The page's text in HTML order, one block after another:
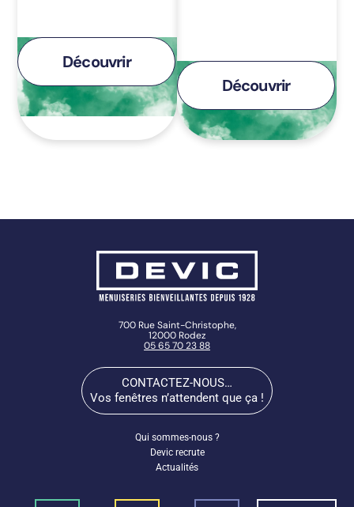
Découvrir
Découvrir
700 Rue Saint-Christophe,
12000 Rodez
05 65 70 23 88
CONTACTEZ-NOUS…
Vos fenêtres n’attendent que ça !
Qui sommes-nous ?
Devic recrute
Actualités